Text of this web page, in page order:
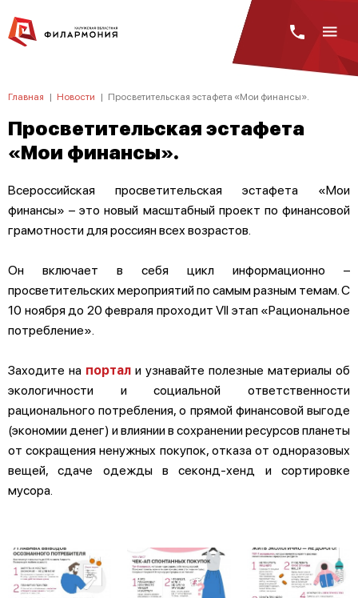
Главная | Новости | Просветительская эстафета «Мои финансы».
Просветительская эстафета
«Мои финансы».
Всероссийская просветительская эстафета «Мои
финансы» – это новый масштабный проект по финансовой
грамотности для россиян всех возрастов.
Он включает в себя цикл информационно –
просветительских мероприятий по самым разным темам. С
10 ноября до 20 февраля проходит VII этап «Рациональное
потребление».
Заходите на портал и узнавайте полезные материалы об
экологичности и социальной ответственности
рационального потребления, о прямой финансовой выгоде
(экономии денег) и влиянии в сохранении ресурсов планеты
от сокращения ненужных покупок, отказа от одноразовых
вещей, сдаче одежды в секонд-хенд и сортировке
мусора.